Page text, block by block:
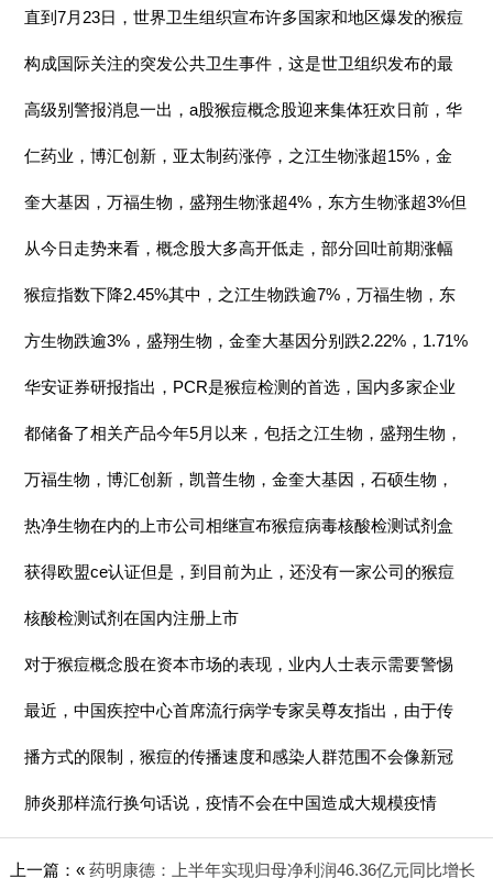
直到7月23日，世界卫生组织宣布许多国家和地区爆发的猴痘
构成国际关注的突发公共卫生事件，这是世卫组织发布的最
高级别警报消息一出，a股猴痘概念股迎来集体狂欢日前，华
仁药业，博汇创新，亚太制药涨停，之江生物涨超15%，金
奎大基因，万福生物，盛翔生物涨超4%，东方生物涨超3%但
从今日走势来看，概念股大多高开低走，部分回吐前期涨幅
猴痘指数下降2.45%其中，之江生物跌逾7%，万福生物，东
方生物跌逾3%，盛翔生物，金奎大基因分别跌2.22%，1.71%
华安证券研报指出，PCR是猴痘检测的首选，国内多家企业
都储备了相关产品今年5月以来，包括之江生物，盛翔生物，
万福生物，博汇创新，凯普生物，金奎大基因，石硕生物，
热净生物在内的上市公司相继宣布猴痘病毒核酸检测试剂盒
获得欧盟ce认证但是，到目前为止，还没有一家公司的猴痘
核酸检测试剂在国内注册上市
对于猴痘概念股在资本市场的表现，业内人士表示需要警惕
最近，中国疾控中心首席流行病学专家吴尊友指出，由于传
播方式的限制，猴痘的传播速度和感染人群范围不会像新冠
肺炎那样流行换句话说，疫情不会在中国造成大规模疫情
上一篇：« 药明康德：上半年实现归母净利润46.36亿元同比增长